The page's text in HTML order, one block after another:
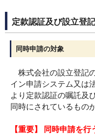
定款認証及び設立登
同時申請の対象
株式会社の設立登記
イン申請システム又は
より定款認証の嘱託及
同時にされているもの
【重要】 同時申請を